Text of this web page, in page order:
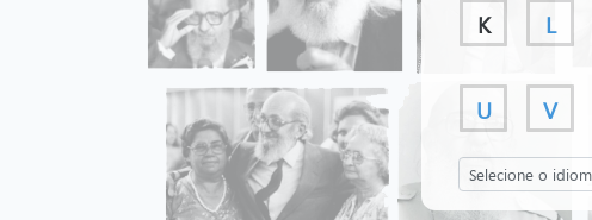
K L
U V